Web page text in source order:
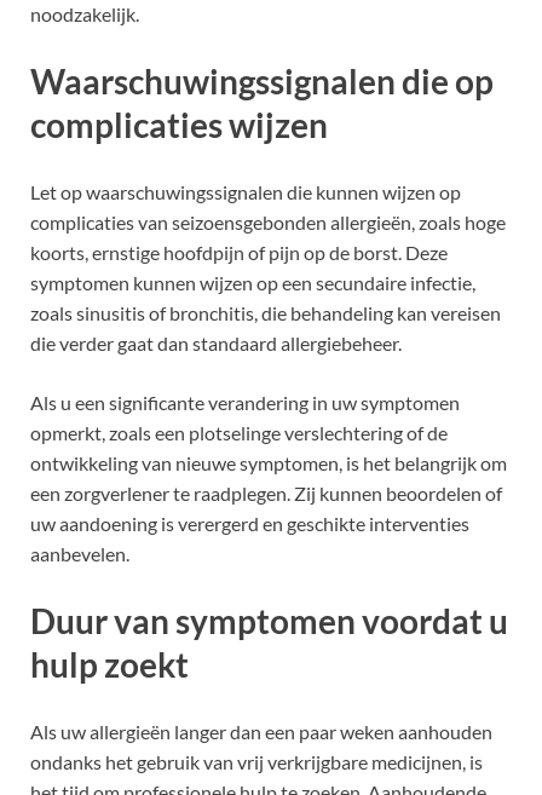
noodzakelijk.
Waarschuwingssignalen die op
complicaties wijzen
Let op waarschuwingssignalen die kunnen wijzen op
complicaties van seizoensgebonden allergieën, zoals hoge
koorts, ernstige hoofdpijn of pijn op de borst. Deze
symptomen kunnen wijzen op een secundaire infectie,
zoals sinusitis of bronchitis, die behandeling kan vereisen
die verder gaat dan standaard allergiebeheer.
Als u een significante verandering in uw symptomen
opmerkt, zoals een plotselinge verslechtering of de
ontwikkeling van nieuwe symptomen, is het belangrijk om
een zorgverlener te raadplegen. Zij kunnen beoordelen of
uw aandoening is verergerd en geschikte interventies
aanbevelen.
Duur van symptomen voordat u
hulp zoekt
Als uw allergieën langer dan een paar weken aanhouden
ondanks het gebruik van vrij verkrijgbare medicijnen, is